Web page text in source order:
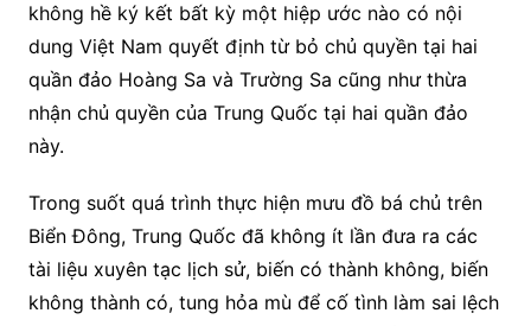
không hề ký kết bất kỳ một hiệp ước nào có nội
dung Việt Nam quyết định từ bỏ chủ quyền tại hai
quần đảo Hoàng Sa và Trường Sa cũng như thừa
nhận chủ quyền của Trung Quốc tại hai quần đảo
này.
Trong suốt quá trình thực hiện mưu đồ bá chủ trên
Biển Đông, Trung Quốc đã không ít lần đưa ra các
tài liệu xuyên tạc lịch sử, biến có thành không, biến
không thành có, tung hỏa mù để cố tình làm sai lệch